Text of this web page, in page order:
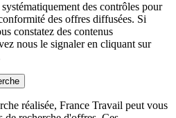
des contrôles pour
des offres diffusées. Si
constatez des contenus
nous le signaler en cliquant sur
réalisée, France Travail peut vous